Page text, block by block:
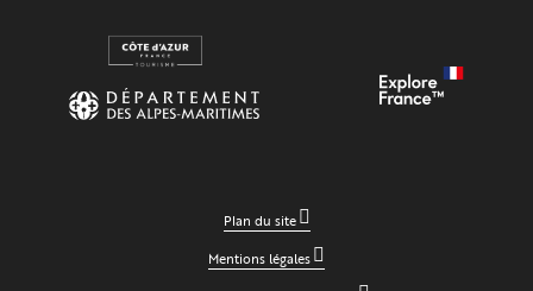
Plan du site
Mentions légales